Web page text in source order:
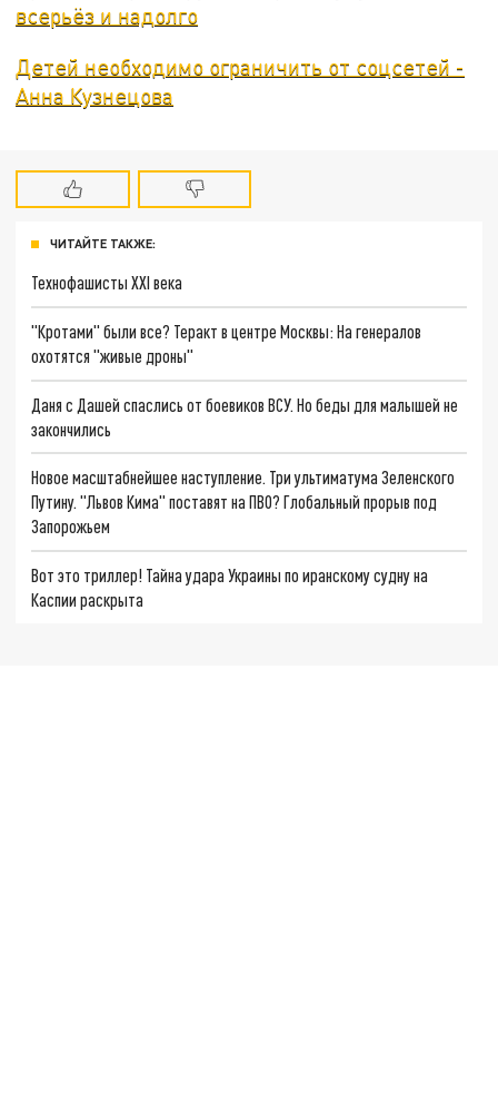
всерьёз и надолго
Детей необходимо ограничить от соцсетей -
Анна Кузнецова
ЧИТАЙТЕ ТАКЖЕ:
Технофашисты XXI века
"Кротами" были все? Теракт в центре Москвы: На генералов
охотятся "живые дроны"
Даня с Дашей спаслись от боевиков ВСУ. Но беды для малышей не
закончились
Новое масштабнейшее наступление. Три ультиматума Зеленского
Путину. "Львов Кима" поставят на ПВО? Глобальный прорыв под
Запорожьем
Вот это триллер! Тайна удара Украины по иранскому судну на
Каспии раскрыта